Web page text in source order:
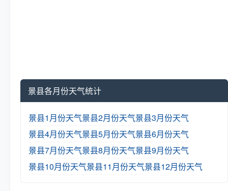
景县各月份天气统计
景县1月份天气景县2月份天气景县3月份天气
景县4月份天气景县5月份天气景县6月份天气
景县7月份天气景县8月份天气景县9月份天气
景县10月份天气景县11月份天气景县12月份天气